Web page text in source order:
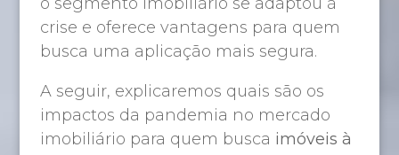
crise e oferece vantagens para quem
busca uma aplicação mais segura.
A seguir, explicaremos quais são os
impactos da pandemia no mercado
imobiliário para quem busca imóveis à